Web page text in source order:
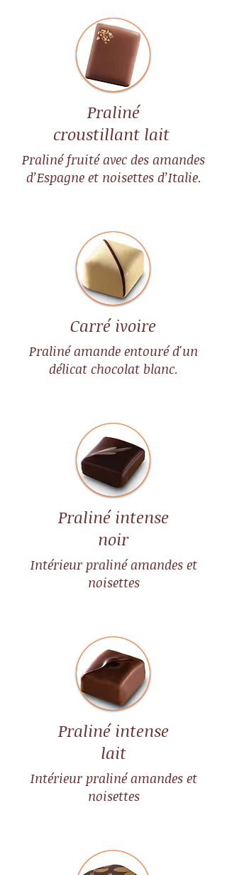
Praliné
croustillant lait
Praliné fruité avec des amandes
d’Espagne et noisettes d’Italie.
Carré ivoire
Praliné amande entouré d'un
délicat chocolat blanc.
Praliné intense
noir
Intérieur praliné amandes et
noisettes
Praliné intense
lait
Intérieur praliné amandes et
noisettes